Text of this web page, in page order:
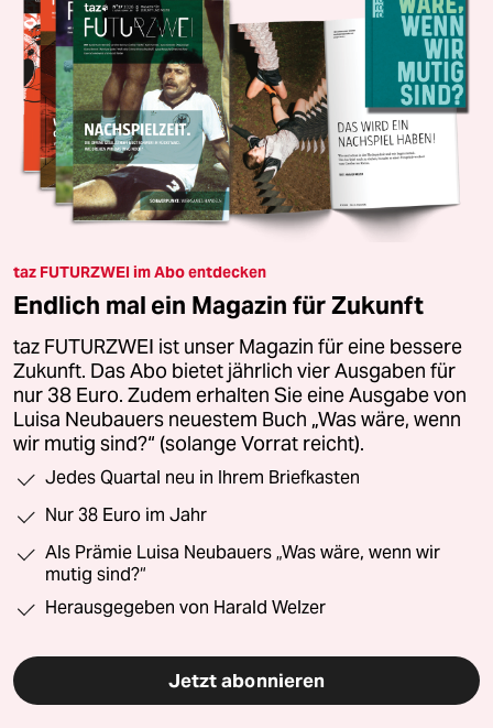
taz FUTURZWEI im Abo entdecken
Endlich mal ein Magazin für Zukunft
taz FUTURZWEI ist unser Magazin für eine bessere
Zukunft. Das Abo bietet jährlich vier Ausgaben für
nur 38 Euro. Zudem erhalten Sie eine Ausgabe von
Luisa Neubauers neuestem Buch „Was wäre, wenn
wir mutig sind?“ (solange Vorrat reicht).
Jedes Quartal neu in Ihrem Briefkasten
Nur 38 Euro im Jahr
Als Prämie Luisa Neubauers „Was wäre, wenn wir
mutig sind?“
Herausgegeben von Harald Welzer
Jetzt abonnieren